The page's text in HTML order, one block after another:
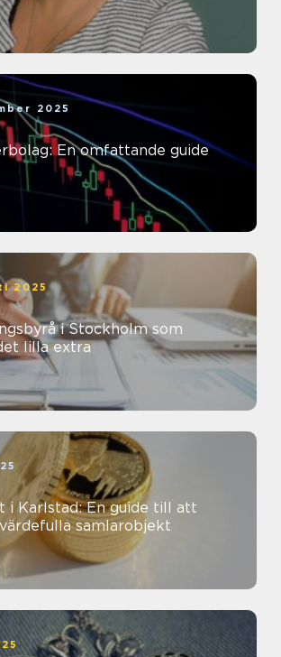
2025
En omfattande guide
2025
i Stockholm som
lilla extra
i Karlstad: En guide till att
samlarobjekt